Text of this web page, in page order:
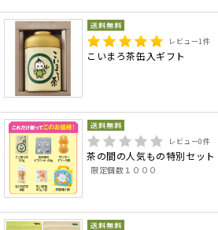
レビュー1件
こいまろ茶缶入ギフト
レビュー0件
茶の間の人気もの特別セット
限定個数１０００